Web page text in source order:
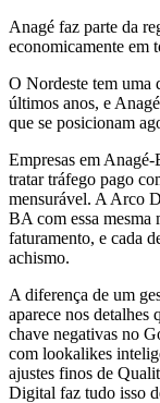
Anagé faz parte da
economicamente em
O Nordeste tem uma
últimos anos, e
que se posicionam
Empresas em
tratar tráfego pago
mensurável. A Arco
BA com essa mesma
faturamento, e cada
achismo.
A diferença de um
aparece nos detalhes
chave negativas no
com lookalikes
ajustes finos de
Digital faz tudo isso